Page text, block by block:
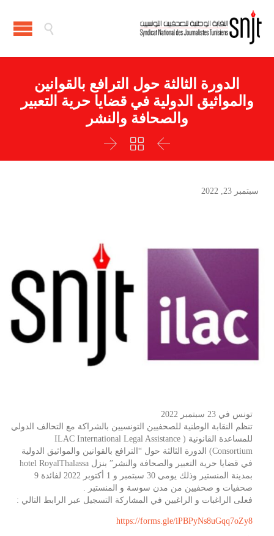

الدورة الثالثة حول الترافع بالقوانين
والمواثيق الدولية في قضايا حرية التعبير
والصحافة والنشر



سبتمبر 23, 2022
تونس في 23 سبتمبر 2022
تنظم النقابة الوطنية للصحفيين التونسيين بالشراكة مع التحالف الدولي
للمساعدة القانونية ( ILAC International Legal Assistance
Consortium) الدورة الثالثة حول “الترافع بالقوانين والمواثيق الدولية
في قضايا حرية التعبير والصحافة والنشر” بنزل hotel RoyalThalassa
بمدينة المنستير وذلك يومي 30 سبتمبر و 1 أكتوبر 2022 لفائدة 9
صحفيات و صحفيين من مدن سوسة و المنستير .
فعلى الراغبات و الراغبين في المشاركة التسجيل عبر الرابط التالي :
https://forms.gle/iPBPyNs8uGqq7oZy8